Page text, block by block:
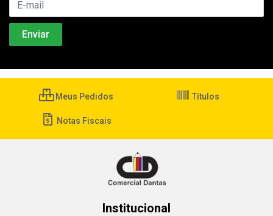
Meus Pedidos Títulos
Notas Fiscais
Institucional